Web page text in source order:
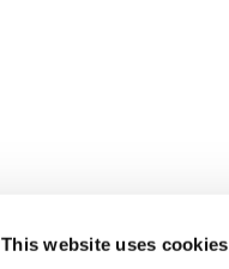
This website uses cookies